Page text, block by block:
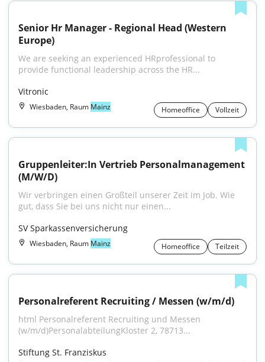
Senior Hr Manager - Regional Head (Western
Europe)
We are seeking an experienced HRprofessional to
provide functional leadership across the HR...
Vitronic
Wiesbaden, Raum Mainz Homeoffice Vollzeit
Gruppenleiter:In Vertrieb Personalmanagement
(M/W/D)
Wir verbringen einen Großteil unserer Zeit im Job. Wie
gut, dass Sie bei uns nicht nur einen...
SV Sparkassenversicherung
Wiesbaden, Raum Mainz Homeoffice Teilzeit
Personalreferent Recruiting / Messen (w/m/d)
html Personalreferent Recruiting und Messen
(w/m/d)PersonalabteilungKloster 2, 78713...
Stiftung St. Franziskus